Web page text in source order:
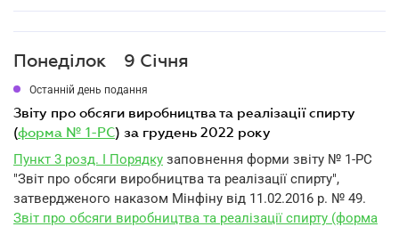
Понеділок 9 Січня
Останній день подання
звіту про обсяги виробництва та реалізації спирту
(форма № 1-РС) за грудень 2022 року
Пункт 3 розд. I Порядку заповнення форми звіту № 1-РС
"Звіт про обсяги виробництва та реалізації спирту",
затвердженого наказом Мінфіну від 11.02.2016 р. № 49.
Звіт про обсяги виробництва та реалізації спирту (форма